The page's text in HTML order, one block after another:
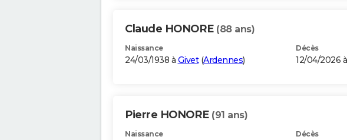
Claude HONORE (88 ans)
Naissance
24/03/1938 à Givet(Ardennes)
Décès
12/04/2026 à
Pierre HONORE (91 ans)
Naissance Décès